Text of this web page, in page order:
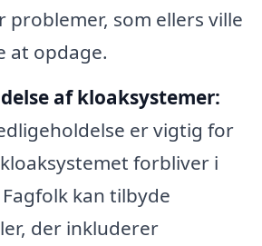
problemer, som ellers ville
opdage.
af kloaksystemer:
er vigtig for
forbliver i
kan tilbyde
der inkluderer